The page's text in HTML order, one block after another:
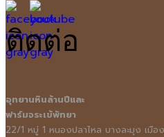
ติดต่อ
อุทยานหินล้านปีและ
ฟาร์มจระเข้พัทยา
22/1 หมู่ 1 หนองปลาไหล บางละมุง เมื